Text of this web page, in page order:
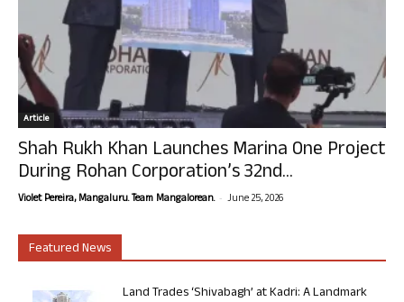
Article
Shah Rukh Khan Launches Marina One Project
During Rohan Corporation’s 32nd...
Violet Pereira, Mangaluru. Team Mangalorean. - June 25, 2026
Featured News
Land Trades ‘Shivabagh’ at Kadri: A Landmark